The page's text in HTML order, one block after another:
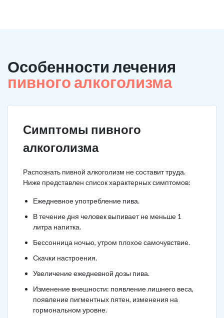
Особенности лечения
пивного алкоголизма
Симптомы пивного
алкоголизма
Распознать пивной алкоголизм не составит труда.
Ниже представлен список характерных симптомов:
Ежедневное употребление пива.
В течение дня человек выпивает не меньше 1
литра напитка.
Бессонница ночью, утром плохое самочувствие.
Скачки настроения.
Увеличение ежедневной дозы пива.
Изменение внешности: появление лишнего веса,
появление пигментных пятен, изменения на
гормональном уровне.